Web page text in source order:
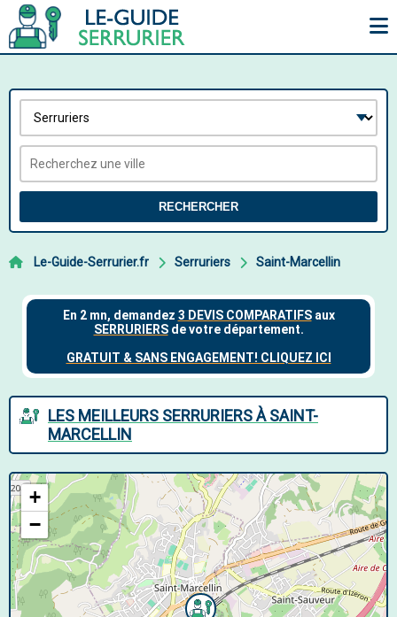
RECHERCHER
Le-Guide-Serrurier.fr Serruriers Saint-Marcellin
LES MEILLEURS SERRURIERS À SAINT-
MARCELLIN
+
−